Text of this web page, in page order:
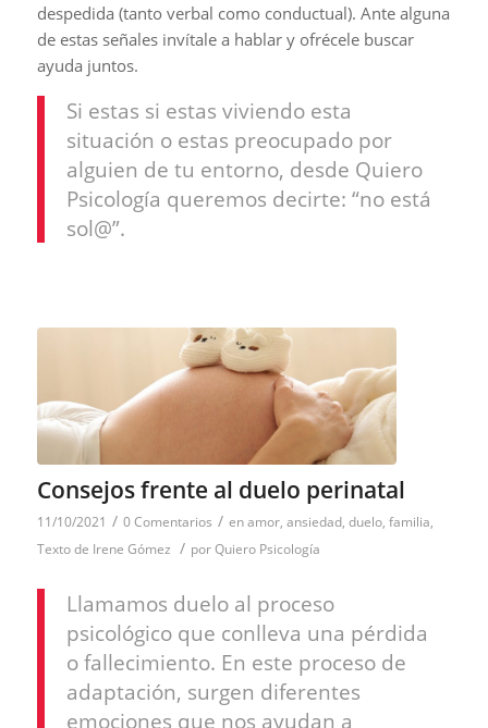
despedida (tanto verbal como conductual). Ante alguna
de estas señales invítale a hablar y ofrécele buscar
ayuda juntos.
Si estas si estas viviendo esta
situación o estas preocupado por
alguien de tu entorno, desde Quiero
Psicología queremos decirte: “no está
sol@”.
Consejos frente al duelo perinatal
11/10/2021 / 0 Comentarios / enamor, ansiedad, duelo, familia,
Texto de Irene Gómez / porQuiero Psicología
Llamamos duelo al proceso
psicológico que conlleva una pérdida
o fallecimiento. En este proceso de
adaptación, surgen diferentes
emociones que nos ayudan a